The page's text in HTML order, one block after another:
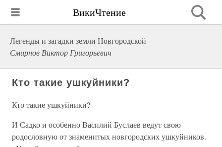
ВикиЧтение
Легенды и загадки земли Новгородской
Смирнов Виктор Григорьевич
Кто такие ушкуйники?
Кто такие ушкуйники?
И Садко и особенно Василий Буслаев ведут свою
родословную от знаменитых новгородских ушкуйников.